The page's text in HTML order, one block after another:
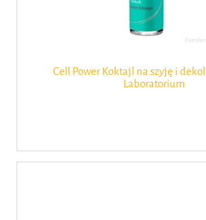
Cell Power Koktajl na szyję i
Laboratorium